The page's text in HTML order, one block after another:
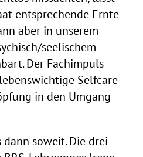
entsprechende Ernte
aber in unserem
seelischem
Der Fachimpuls
Selfcare
in den Umgang
dann soweit. Die drei